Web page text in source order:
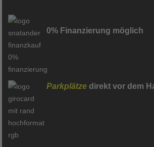
0% Finanzierung möglich
Parkplätze direkt vor dem